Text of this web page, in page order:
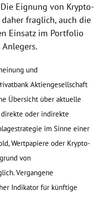
Eignung von Krypto-
fraglich, auch die
Einsatz im Portfolio
und
Aktiengesellschaft
Übersicht über aktuelle
oder indirekte
im Sinne einer
Wertpapiere oder Krypto-
von
Vergangene
Indikator für künftige